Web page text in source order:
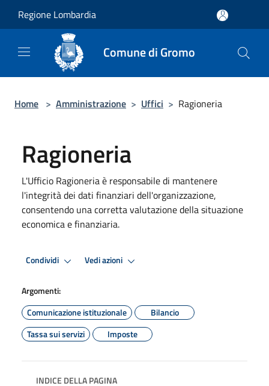
Regione Lombardia
Comune di Gromo
Home > Amministrazione > Uffici > Ragioneria
Ragioneria
L'Ufficio Ragioneria è responsabile di mantenere
l'integrità dei dati finanziari dell'organizzazione,
consentendo una corretta valutazione della situazione
economica e finanziaria.
Condividi Vedi azioni
Argomenti:
Comunicazione istituzionale
Bilancio
Tassa sui servizi
Imposte
INDICE DELLA PAGINA